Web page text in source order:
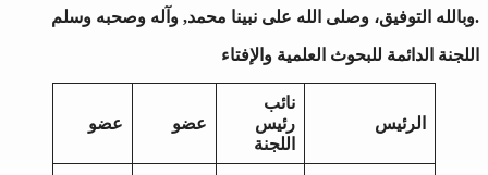
وبالله التوفيق، وصلى الله على نبينا محمد, وآله وصحبه وسلم.
اللجنة الدائمة للبحوث العلمية والإفتاء
عضو عضو
نائب
رئيس
اللجنة
الرئيس